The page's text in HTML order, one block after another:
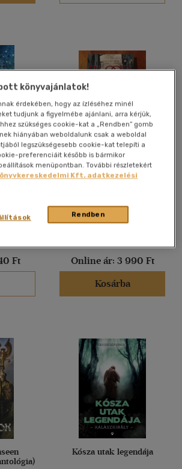
(2)
(5)
(1085)
Ft
Blood Song La Dame des
Corbeaux et autres
Nouvelles
Antikvár partner
Online ár: 3 990 Ft
Kosárba
Kósza utak legendája
könyvajánlatok!
érdekében, hogy az ízléséhez minél
tudjunk a figyelmébe ajánlani, arra kérjük,
szükséges cookie-kat a „Rendben” gomb
hiányában weboldalunk csak a weboldal
legszükségesebb cookie-kat telepíti a
preferenciáit később is bármikor
menüpontban. További részletekért
Kft. adatkezelési
Rendben